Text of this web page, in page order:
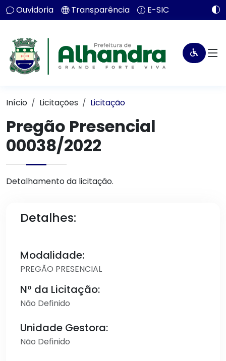
Ouvidoria Transparência E-SIC
Início Licitações Licitação
Pregão Presencial
00038/2022
Detalhamento da licitação.
Detalhes:
Modalidade:
PREGÃO PRESENCIAL
N° da Licitação:
Não Definido
Unidade Gestora:
Não Definido